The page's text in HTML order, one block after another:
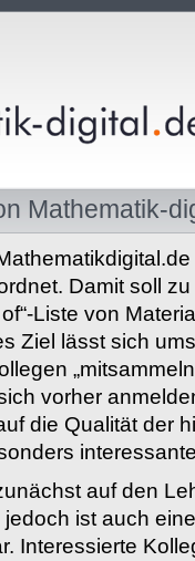
Mathematik-
Damit soll
Liste von
Ziel lässt sich
vorher
die Qualität der
auf den
ist auch
Interessierte